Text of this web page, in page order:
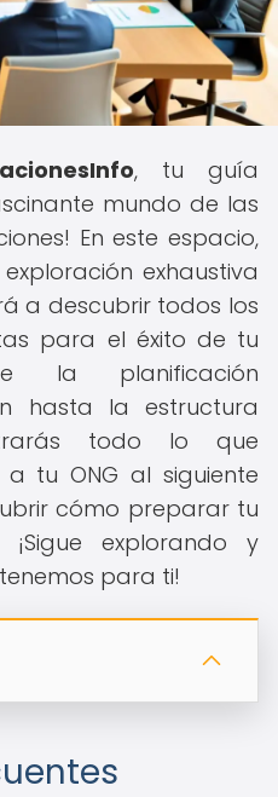
, tu guía
mundo de las
En este espacio,
exhaustiva
a descubrir todos los
para el éxito de tu
la planificación
hasta la estructura
todo lo que
tu ONG al siguiente
cómo preparar tu
explorando y
para ti!